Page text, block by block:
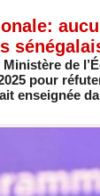
Ministère de
pour
enseignée